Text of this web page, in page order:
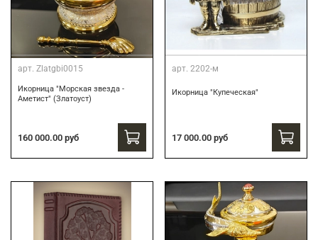
арт. Zlatgbi0015
Икорница "Морская звезда -
Аметист" (Златоуст)
160 000.00 руб
арт. 2202-м
Икорница "Купеческая"
17 000.00 руб